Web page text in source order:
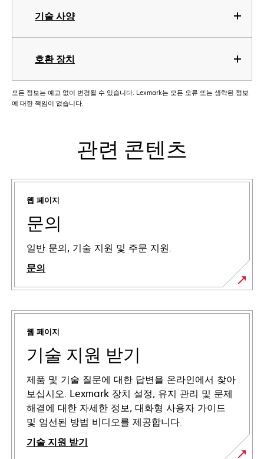
기술 사양
호환 장치
모든 정보는 예고 없이 변경될 수 있습니다. Lexmark는 모든 오류 또는 생략된 정보
에 대한 책임이 없습니다.
관련 콘텐츠
웹 페이지
문의
일반 문의, 기술 지원 및 주문 지원.
문의
웹 페이지
기술 지원 받기
제품 및 기술 질문에 대한 답변을 온라인에서 찾아
보십시오. Lexmark 장치 설정, 유지 관리 및 문제
해결에 대한 자세한 정보, 대화형 사용자 가이드
및 엄선된 방법 비디오를 제공합니다.
기술 지원 받기